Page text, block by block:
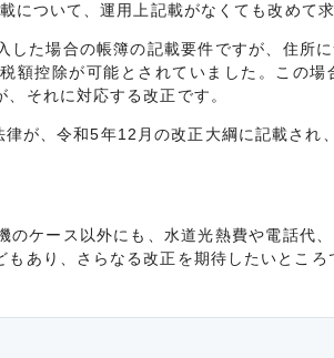
ついて、運用上記載がなくても改めて求
た場合の帳簿の記載要件ですが、住所
額控除が可能とされていました。この
それに対応する改正です。
が、令和5年12月の改正大綱に記載され
ケース以外にも、水道光熱費や電話代
あり、さらなる改正を期待したいところ